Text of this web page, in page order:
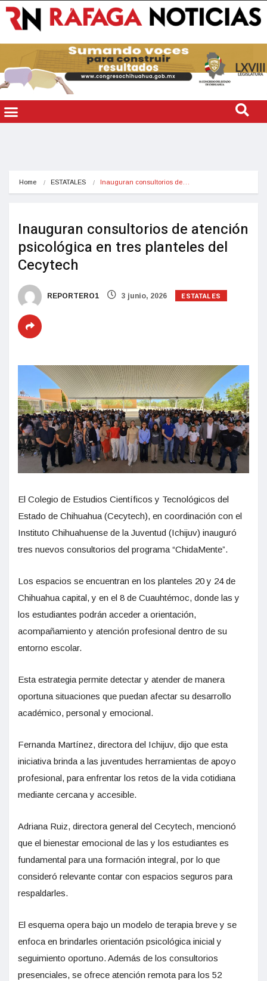
Home ESTATALES Inauguran consultorios de…
Inauguran consultorios de atención
psicológica en tres planteles del
Cecytech
REPORTERO1 3 junio, 2026 ESTATALES
El Colegio de Estudios Científicos y Tecnológicos del
Estado de Chihuahua (Cecytech), en coordinación con el
Instituto Chihuahuense de la Juventud (Ichijuv) inauguró
tres nuevos consultorios del programa “ChidaMente”.
Los espacios se encuentran en los planteles 20 y 24 de
Chihuahua capital, y en el 8 de Cuauhtémoc, donde las y
los estudiantes podrán acceder a orientación,
acompañamiento y atención profesional dentro de su
entorno escolar.
Esta estrategia permite detectar y atender de manera
oportuna situaciones que puedan afectar su desarrollo
académico, personal y emocional.
Fernanda Martínez, directora del Ichijuv, dijo que esta
iniciativa brinda a las juventudes herramientas de apoyo
profesional, para enfrentar los retos de la vida cotidiana
mediante cercana y accesible.
Adriana Ruiz, directora general del Cecytech, mencionó
que el bienestar emocional de las y los estudiantes es
fundamental para una formación integral, por lo que
consideró relevante contar con espacios seguros para
respaldarles.
El esquema opera bajo un modelo de terapia breve y se
enfoca en brindarles orientación psicológica inicial y
seguimiento oportuno. Además de los consultorios
presenciales, se ofrece atención remota para los 52